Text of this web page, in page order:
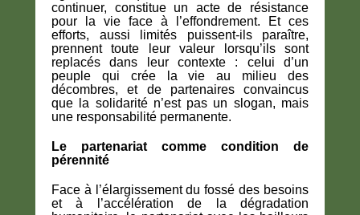
continuer, constitue un acte de résistance
pour la vie face à l’effondrement. Et ces
efforts, aussi limités puissent-ils paraître,
prennent toute leur valeur lorsqu’ils sont
replacés dans leur contexte : celui d’un
peuple qui crée la vie au milieu des
décombres, et de partenaires convaincus
que la solidarité n’est pas un slogan, mais
une responsabilité permanente.
Le partenariat comme condition de
pérennité
Face à l’élargissement du fossé des besoins
et à l’accélération de la dégradation